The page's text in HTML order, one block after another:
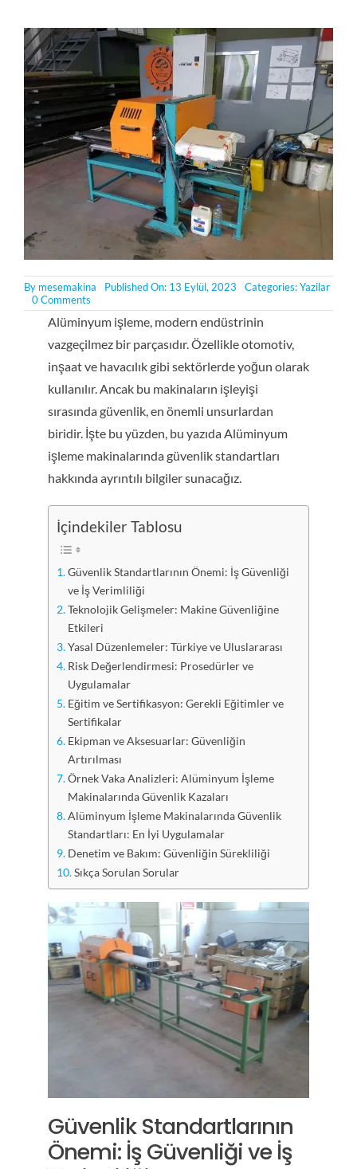
By mesemakina Published On: 13 Eylül, 2023 Categories:Yazilar
0 Commentson
Alüminyum
İşleme
Makinalarında
Güvenlik
Standartları
Alüminyum işleme, modern endüstrinin
vazgeçilmez bir parçasıdır. Özellikle otomotiv,
inşaat ve havacılık gibi sektörlerde yoğun olarak
kullanılır. Ancak bu makinaların işleyişi
sırasında güvenlik, en önemli unsurlardan
biridir. İşte bu yüzden, bu yazıda Alüminyum
işleme makinalarında güvenlik standartları
hakkında ayrıntılı bilgiler sunacağız.
İçindekiler Tablosu
Güvenlik Standartlarının Önemi: İş Güvenliği
ve İş Verimliliği
Teknolojik Gelişmeler: Makine Güvenliğine
Etkileri
Yasal Düzenlemeler: Türkiye ve Uluslararası
Risk Değerlendirmesi: Prosedürler ve
Uygulamalar
Eğitim ve Sertifikasyon: Gerekli Eğitimler ve
Sertifikalar
Ekipman ve Aksesuarlar: Güvenliğin
Artırılması
Örnek Vaka Analizleri: Alüminyum İşleme
Makinalarında Güvenlik Kazaları
Alüminyum İşleme Makinalarında Güvenlik
Standartları: En İyi Uygulamalar
Denetim ve Bakım: Güvenliğin Sürekliliği
Sıkça Sorulan Sorular
Güvenlik Standartlarının
Önemi: İş Güvenliği ve İş